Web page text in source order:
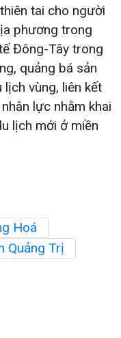
tai cho người
phương trong
Đông-Tây trong
quảng bá sản
vùng, liên kết
lực nhằm khai
lịch mới ở miền
Hoá
Quảng Trị